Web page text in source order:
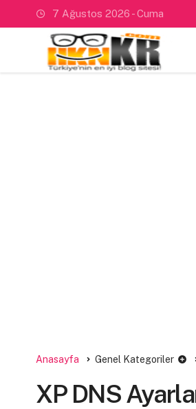
7 Ağustos 2026 - Cuma
Anasayfa Genel Kategoriler
XP DNS